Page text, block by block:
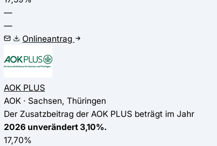
—
—
Onlineantrag
AOK PLUS
AOK · Sachsen, Thüringen
Der Zusatzbeitrag der AOK PLUS beträgt im Jahr
2026 unverändert 3,10%.
17,70%